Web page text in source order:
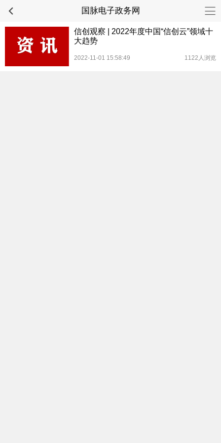
国脉电子政务网
信创观察 | 2022年度中国“信创云”领域十
大趋势
2022-11-01 15:58:49 1122人浏览